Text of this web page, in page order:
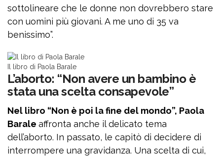
sottolineare che le donne non dovrebbero stare
con uomini più giovani. A me uno di 35 va
benissimo”.
Il libro di Paola Barale
L’aborto: “Non avere un bambino è
stata una scelta consapevole”
Nel libro “Non è poi la fine del mondo”, Paola
Barale affronta anche il delicato tema
dell’aborto. In passato, le capitò di decidere di
interrompere una gravidanza. Una scelta di cui,